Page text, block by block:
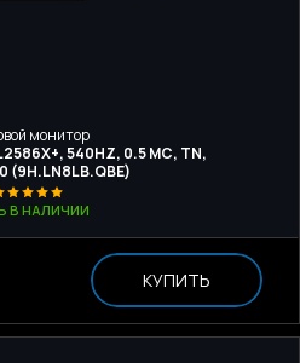
монитор
540HZ, 0.5 МС, TN,
(9H.LN8LB.QBE)
В НАЛИЧИИ
КУПИТЬ